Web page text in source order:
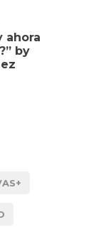
ahora
by